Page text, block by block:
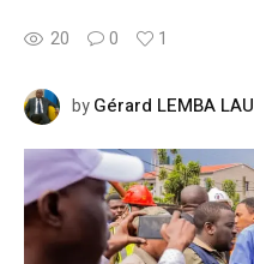
20 0 1
byGérard LEMBA LAU